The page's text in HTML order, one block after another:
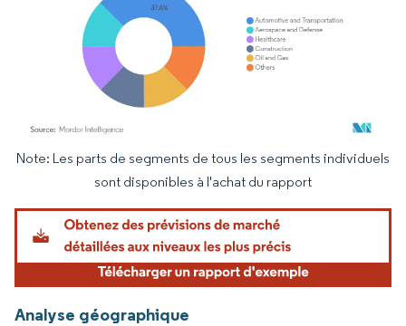
Image © Mordor Intelligence. La réutilisation nécessite une attribution sous CC BY
Note: Les parts de segments de tous les segments individuels
sont disponibles à l'achat du rapport
Analyse géographique